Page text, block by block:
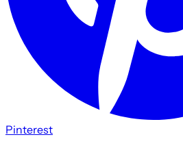
Pinterest